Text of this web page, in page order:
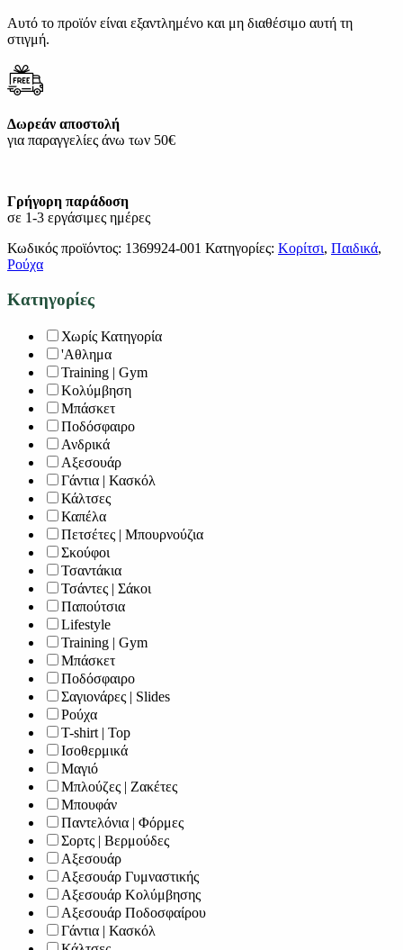
Αυτό το προϊόν είναι εξαντλημένο και μη διαθέσιμο αυτή τη
στιγμή.
Δωρεάν αποστολή
για παραγγελίες άνω των 50€
Γρήγορη παράδοση
σε 1-3 εργάσιμες ημέρες
Κωδικός προϊόντος: 1369924-001 Κατηγορίες: Κορίτσι, Παιδικά,
Ρούχα
Κατηγορίες
Χωρίς Κατηγορία
'Αθλημα
Training | Gym
Κολύμβηση
Μπάσκετ
Ποδόσφαιρο
Ανδρικά
Αξεσουάρ
Γάντια | Κασκόλ
Κάλτσες
Καπέλα
Πετσέτες | Μπουρνούζια
Σκούφοι
Τσαντάκια
Τσάντες | Σάκοι
Παπούτσια
Lifestyle
Training | Gym
Μπάσκετ
Ποδόσφαιρο
Σαγιονάρες | Slides
Ρούχα
T-shirt | Top
Ισοθερμικά
Μαγιό
Μπλούζες | Ζακέτες
Μπουφάν
Παντελόνια | Φόρμες
Σορτς | Βερμούδες
Αξεσουάρ
Αξεσουάρ Γυμναστικής
Αξεσουάρ Κολύμβησης
Αξεσουάρ Ποδοσφαίρου
Γάντια | Κασκόλ